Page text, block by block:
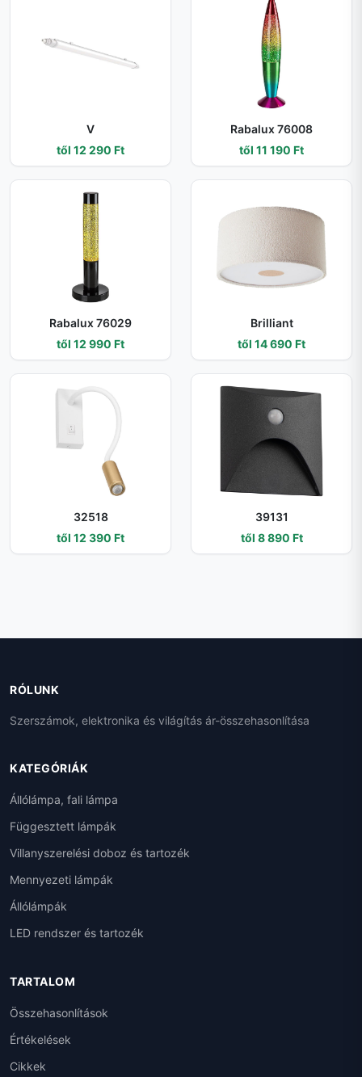
V
től 12 290 Ft
Rabalux 76008
től 11 190 Ft
Rabalux 76029
től 12 990 Ft
Brilliant
től 14 690 Ft
32518
től 12 390 Ft
39131
től 8 890 Ft
RÓLUNK
Szerszámok, elektronika és világítás ár-összehasonlítása
KATEGÓRIÁK
Állólámpa, fali lámpa
Függesztett lámpák
Villanyszerelési doboz és tartozék
Mennyezeti lámpák
Állólámpák
LED rendszer és tartozék
TARTALOM
Összehasonlítások
Értékelések
Cikkek